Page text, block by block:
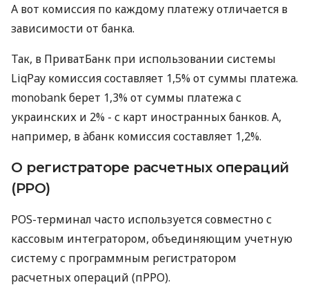
А вот комиссия по каждому платежу отличается в
зависимости от банка.
Так, в ПриватБанк при использовании системы
LiqPay комиссия составляет 1,5% от суммы платежа.
monobank берет 1,3% от суммы платежа с
украинских и 2% - с карт иностранных банков. А,
например, в àбанк комиссия составляет 1,2%.
О регистраторе расчетных операций
(РРО)
POS-терминал часто используется совместно с
кассовым интегратором, объединяющим учетную
систему с программным регистратором
расчетных операций (пРРО).